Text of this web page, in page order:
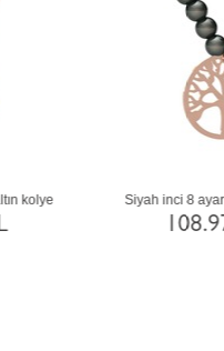
Inci 14 ayar altın kolye